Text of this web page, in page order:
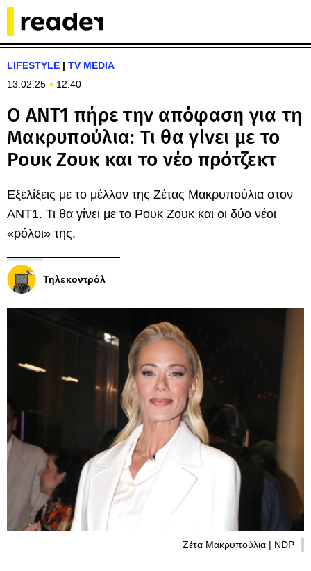
LIFESTYLE | TV MEDIA
13.02.25
12:40
Ο ΑΝΤ1 πήρε την απόφαση για τη
Μακρυπούλια: Τι θα γίνει με το
Ρουκ Ζουκ και το νέο πρότζεκτ
Εξελίξεις με το μέλλον της Ζέτας Μακρυπούλια στον
ΑΝΤ1. Τι θα γίνει με το Ρουκ Ζουκ και οι δύο νέοι
«ρόλοι» της.
Τηλεκοντρόλ
Ζέτα Μακρυπούλια | NDP